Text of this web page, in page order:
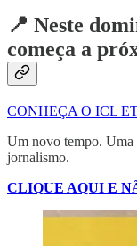
📍 Neste
começa a
CONHEÇA O ICL
Um novo tempo. Uma
jornalismo.
CLIQUE AQUI E